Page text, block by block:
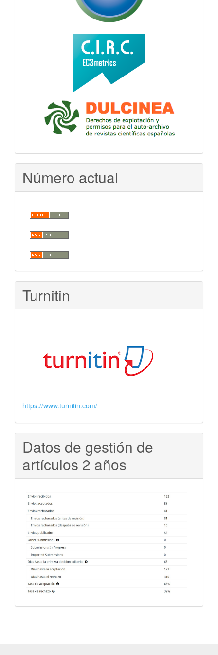
Número actual
Turnitin
https://www.turnitin.com/
Datos de gestión de
artículos 2 años